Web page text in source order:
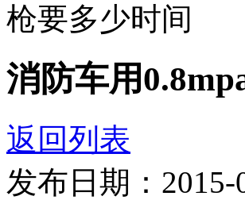
枪要多少时间
消防车用
返回列表
发布日期：